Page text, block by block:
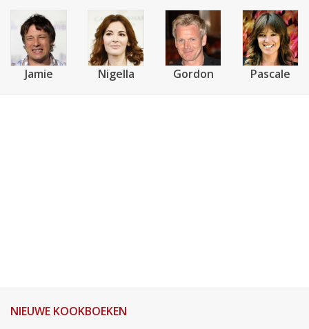
Jamie Nigella Gordon Pascale
NIEUWE KOOKBOEKEN